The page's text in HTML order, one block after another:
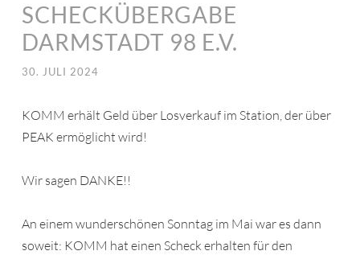
SCHECKÜBERGABE
DARMSTADT 98 E.V.
30. JULI 2024
KOMM erhält Geld über Losverkauf im Station, der über
PEAK ermöglicht wird!
Wir sagen DANKE!!
An einem wunderschönen Sonntag im Mai war es dann
soweit: KOMM hat einen Scheck erhalten für den